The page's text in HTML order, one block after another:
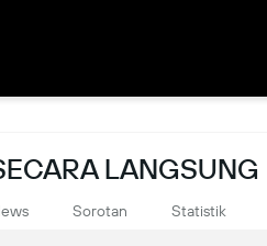
LANGSUNG
Sorotan Statistik